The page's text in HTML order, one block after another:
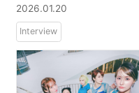
さ”――『The weight of
choice』を紐解く
2026.01.20
Interview